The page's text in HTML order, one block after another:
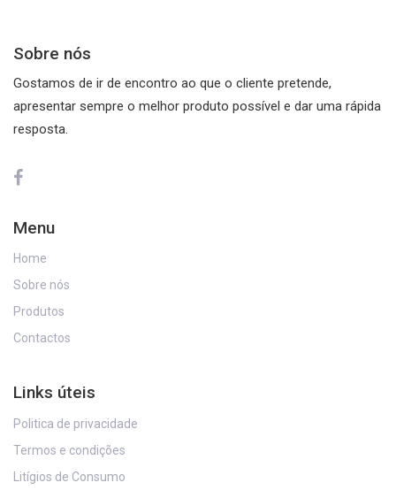
primary
navigation
Skip
Sobre nós
Gostamos de ir de encontro ao que o cliente pretende,
apresentar sempre o melhor produto possível e dar uma rápida
resposta.
Menu
Home
Sobre nós
Produtos
Contactos
Links úteis
Politica de privacidade
Termos e condições
Litígios de Consumo